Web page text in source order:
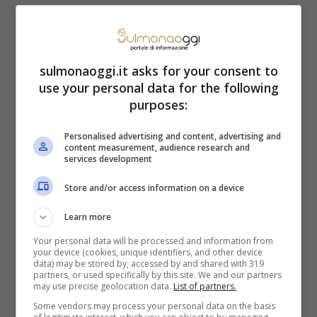
Sepolcro, con gli oli aromatici, per
imbalsamare il corpo di Gesù. Qui trovano
il masso spostato e un angelo che dice loro
di non aver paura.
Sai perché a Pasquetta si
fa la gita fuori porta? Ecco
l’origine di questa
tradizione
Che sia diventata festa anche civile, lo si
deve allo Stato che l’ha introdotta nel
sulmonaoggi.it asks for your consent to
use your personal data for the following
purposes:
Personalised advertising and content, advertising and
content measurement, audience research and
services development
Store and/or access information on a device
Learn more
Your personal data will be processed and information from
your device (cookies, unique identifiers, and other device
data) may be stored by, accessed by and shared with 319
partners, or used specifically by this site. We and our partners
may use precise geolocation data. List of partners.
Some vendors may process your personal data on the basis